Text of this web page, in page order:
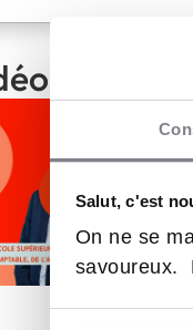
Salut, c'est
On ne se
savoureux.
Made in